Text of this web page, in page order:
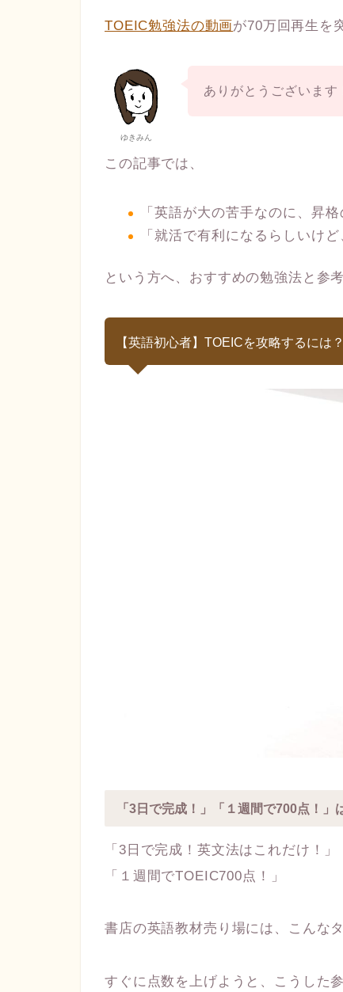
TOEIC勉強法の動画が70万回再生を
ゆきみん
ありがとうございます
この記事では、
「英語が大の苦手なのに、昇
「就活で有利になるらしいけ
という方へ、おすすめの勉強法と参
【英語初心者】TOEICを攻略するには
「3日で完成！」「１週間で700点！」
「3日で完成！英文法はこれだけ！」
「１週間でTOEIC700点！」
書店の英語教材売り場には、こんな
すぐに点数を上げようと、こうした